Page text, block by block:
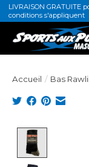
LIVRAISON GRATUITE
conditions s'appliquent
Accueil / Bas